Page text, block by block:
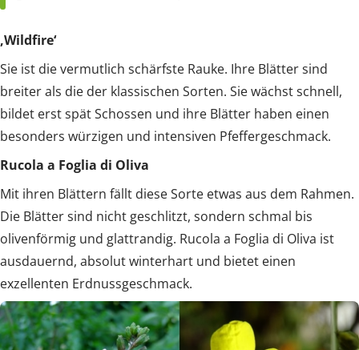
‚Wildfire‘
Sie ist die vermutlich schärfste Rauke. Ihre Blätter sind
breiter als die der klassischen Sorten. Sie wächst schnell,
bildet erst spät Schossen und ihre Blätter haben einen
besonders würzigen und intensiven Pfeffergeschmack.
Rucola a Foglia di Oliva
Mit ihren Blättern fällt diese Sorte etwas aus dem Rahmen.
Die Blätter sind nicht geschlitzt, sondern schmal bis
olivenförmig und glattrandig. Rucola a Foglia di Oliva ist
ausdauernd, absolut winterhart und bietet einen
exzellenten Erdnussgeschmack.